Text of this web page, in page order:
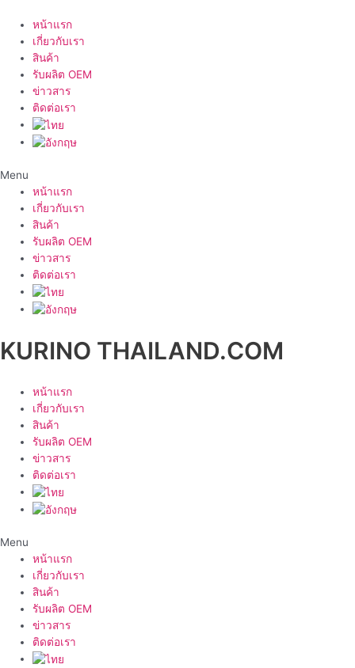
content
หน้าแรก
เกี่ยวกับเรา
สินค้า
รับผลิต OEM
ข่าวสาร
ติดต่อเรา
Menu
หน้าแรก
เกี่ยวกับเรา
สินค้า
รับผลิต OEM
ข่าวสาร
ติดต่อเรา
KURINO THAILAND.COM
หน้าแรก
เกี่ยวกับเรา
สินค้า
รับผลิต OEM
ข่าวสาร
ติดต่อเรา
Menu
หน้าแรก
เกี่ยวกับเรา
สินค้า
รับผลิต OEM
ข่าวสาร
ติดต่อเรา